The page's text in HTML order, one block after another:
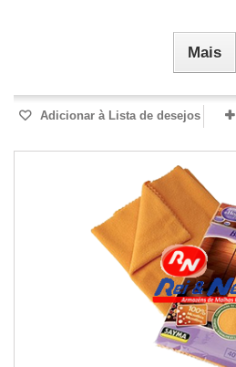
Mais
Adicionar à Lista de desejos